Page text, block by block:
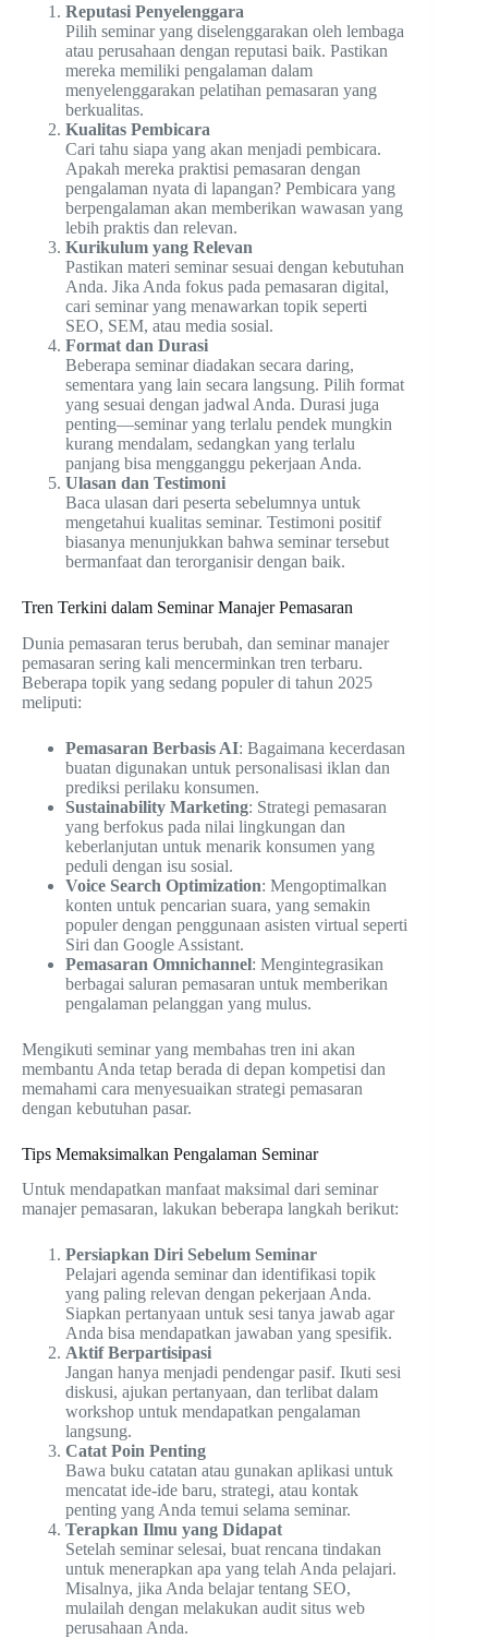
Reputasi Penyelenggara
Pilih seminar yang diselenggarakan oleh lembaga
atau perusahaan dengan reputasi baik. Pastikan
mereka memiliki pengalaman dalam
menyelenggarakan pelatihan pemasaran yang
berkualitas.
Kualitas Pembicara
Cari tahu siapa yang akan menjadi pembicara.
Apakah mereka praktisi pemasaran dengan
pengalaman nyata di lapangan? Pembicara yang
berpengalaman akan memberikan wawasan yang
lebih praktis dan relevan.
Kurikulum yang Relevan
Pastikan materi seminar sesuai dengan kebutuhan
Anda. Jika Anda fokus pada pemasaran digital,
cari seminar yang menawarkan topik seperti
SEO, SEM, atau media sosial.
Format dan Durasi
Beberapa seminar diadakan secara daring,
sementara yang lain secara langsung. Pilih format
yang sesuai dengan jadwal Anda. Durasi juga
penting—seminar yang terlalu pendek mungkin
kurang mendalam, sedangkan yang terlalu
panjang bisa mengganggu pekerjaan Anda.
Ulasan dan Testimoni
Baca ulasan dari peserta sebelumnya untuk
mengetahui kualitas seminar. Testimoni positif
biasanya menunjukkan bahwa seminar tersebut
bermanfaat dan terorganisir dengan baik.
Tren Terkini dalam Seminar Manajer Pemasaran
Dunia pemasaran terus berubah, dan seminar manajer
pemasaran sering kali mencerminkan tren terbaru.
Beberapa topik yang sedang populer di tahun 2025
meliputi:
Pemasaran Berbasis AI: Bagaimana kecerdasan
buatan digunakan untuk personalisasi iklan dan
prediksi perilaku konsumen.
Sustainability Marketing: Strategi pemasaran
yang berfokus pada nilai lingkungan dan
keberlanjutan untuk menarik konsumen yang
peduli dengan isu sosial.
Voice Search Optimization: Mengoptimalkan
konten untuk pencarian suara, yang semakin
populer dengan penggunaan asisten virtual seperti
Siri dan Google Assistant.
Pemasaran Omnichannel: Mengintegrasikan
berbagai saluran pemasaran untuk memberikan
pengalaman pelanggan yang mulus.
Mengikuti seminar yang membahas tren ini akan
membantu Anda tetap berada di depan kompetisi dan
memahami cara menyesuaikan strategi pemasaran
dengan kebutuhan pasar.
Tips Memaksimalkan Pengalaman Seminar
Untuk mendapatkan manfaat maksimal dari seminar
manajer pemasaran, lakukan beberapa langkah berikut:
Persiapkan Diri Sebelum Seminar
Pelajari agenda seminar dan identifikasi topik
yang paling relevan dengan pekerjaan Anda.
Siapkan pertanyaan untuk sesi tanya jawab agar
Anda bisa mendapatkan jawaban yang spesifik.
Aktif Berpartisipasi
Jangan hanya menjadi pendengar pasif. Ikuti sesi
diskusi, ajukan pertanyaan, dan terlibat dalam
workshop untuk mendapatkan pengalaman
langsung.
Catat Poin Penting
Bawa buku catatan atau gunakan aplikasi untuk
mencatat ide-ide baru, strategi, atau kontak
penting yang Anda temui selama seminar.
Terapkan Ilmu yang Didapat
Setelah seminar selesai, buat rencana tindakan
untuk menerapkan apa yang telah Anda pelajari.
Misalnya, jika Anda belajar tentang SEO,
mulailah dengan melakukan audit situs web
perusahaan Anda.